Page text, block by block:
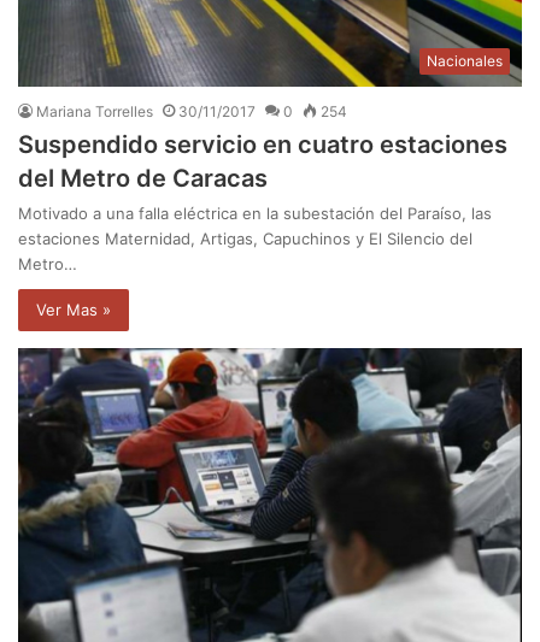
Nacionales
Mariana Torrelles 30/11/2017 0 254
Suspendido servicio en cuatro estaciones
del Metro de Caracas
Motivado a una falla eléctrica en la subestación del Paraíso, las
estaciones Maternidad, Artigas, Capuchinos y El Silencio del
Metro…
Ver Mas »